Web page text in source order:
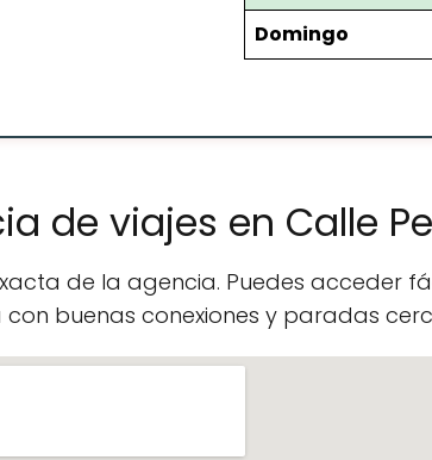
Domingo
de viajes en Calle
de la agencia. Puedes acceder
buenas conexiones y paradas